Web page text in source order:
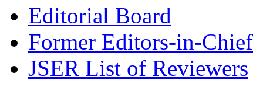
Editorial Board
Former Editors-in-Chief
JSER List of Reviewers